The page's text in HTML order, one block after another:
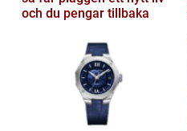
och du pengar tillbaka